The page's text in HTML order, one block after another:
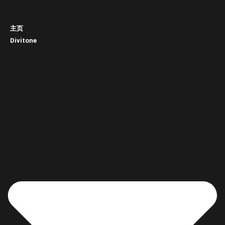
主页
Divitone